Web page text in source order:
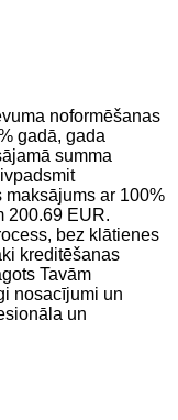
noformēšanas
gadā, gada
summa
maksājums ar 100%
200.69 EUR.
bez klātienes
kreditēšanas
Tavām
nosacījumi un
un